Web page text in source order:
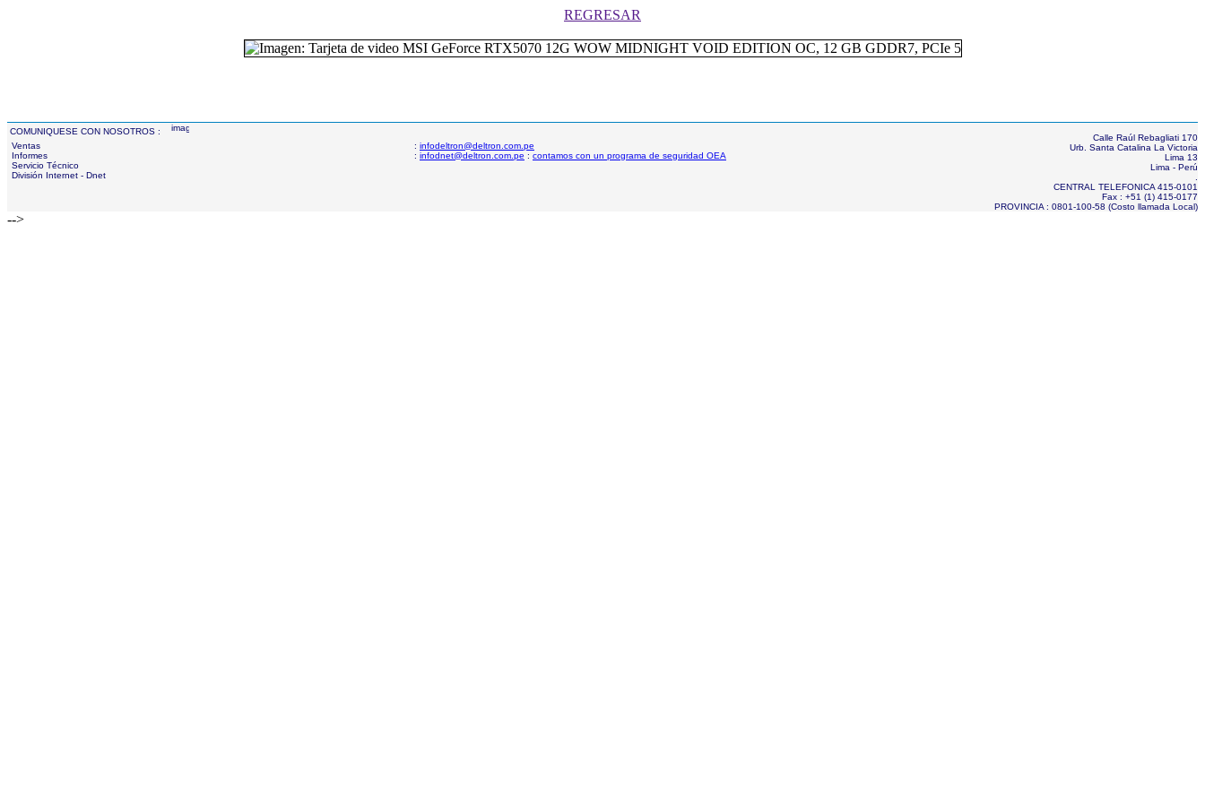
REGRESAR
COMUNIQUESE CON NOSOTROS :
Ventas
Informes
Servicio Técnico
División Internet - Dnet
: infodeltron@deltron.com.pe
: infodnet@deltron.com.pe : contamos con un programa de seguridad OEA
Calle Raúl Rebagliati 170
Urb. Santa Catalina La Victoria
Lima 13
Lima - Perú
CENTRAL TELEFONICA 415-0101
Fax : +51 (1) 415-0177
PROVINCIA : 0801-100-58 (Costo llamada Local)
-->